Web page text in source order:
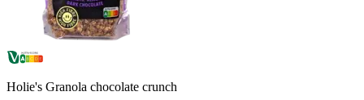
Holie's Granola chocolate crunch